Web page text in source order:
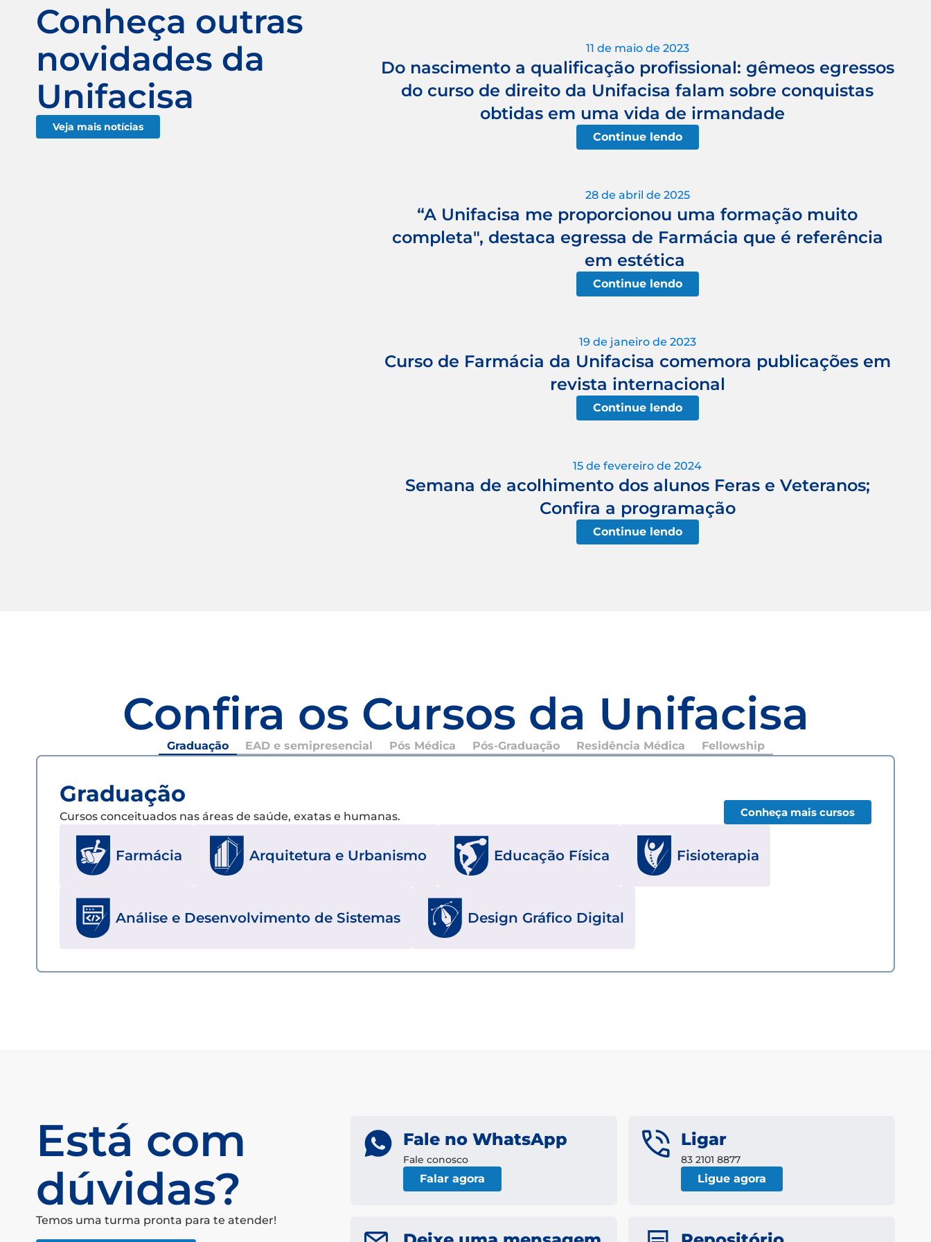
Conheça outras
novidades da
Unifacisa
Veja mais notícias
11 de maio de 2023
Do nascimento a qualificação profissional: gêmeos egressos
do curso de direito da Unifacisa falam sobre conquistas
obtidas em uma vida de irmandade
Continue lendo
28 de abril de 2025
“A Unifacisa me proporcionou uma formação muito
completa", destaca egressa de Farmácia que é referência
em estética
Continue lendo
19 de janeiro de 2023
Curso de Farmácia da Unifacisa comemora publicações em
revista internacional
Continue lendo
15 de fevereiro de 2024
Semana de acolhimento dos alunos Feras e Veteranos;
Confira a programação
Continue lendo
Confira os Cursos da Unifacisa
Graduação EAD e semipresencial Pós Médica Pós-Graduação Residência Médica Fellowship
Graduação
Cursos conceituados nas áreas de saúde, exatas e humanas. Conheça mais cursos
Farmácia Arquitetura e Urbanismo Educação Física Fisioterapia
Análise e Desenvolvimento de Sistemas Design Gráfico Digital
Está com
dúvidas?
Temos uma turma pronta para te atender!
Fale no WhatsApp
Fale conosco
Falar agora
Ligar
83 2101 8877
Ligue agora